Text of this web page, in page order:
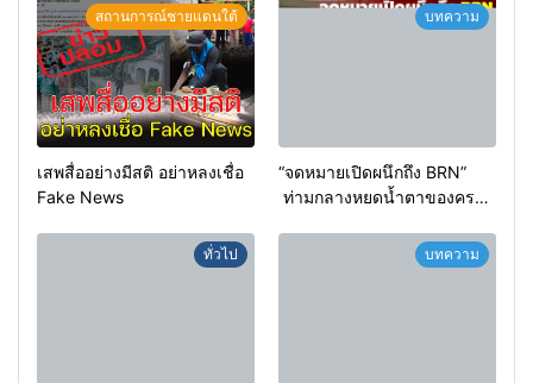
สถานการณ์ชายแดนใต้
เสพสื่ออย่างมีสติ อย่าหลงเชื่อ
Fake News
บทความ
“จดหมายเปิดผนึกถึง BRN”
ท่ามกลางหยดน้ำตาของครอบ
สะอื้นของทารกน้อยที่ต้อง
ทั่วไป บทความ